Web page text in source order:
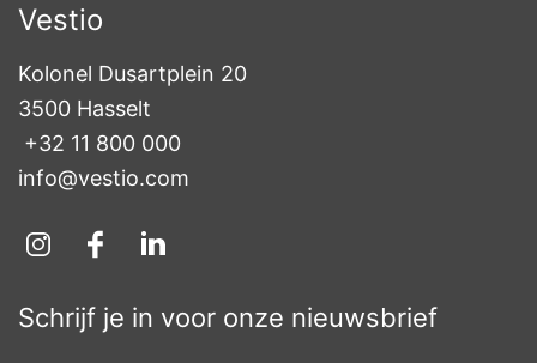
Vestio
Kolonel Dusartplein 20
3500 Hasselt
+32 11 800 000
info@vestio.com
Schrijf je in voor onze nieuwsbrief